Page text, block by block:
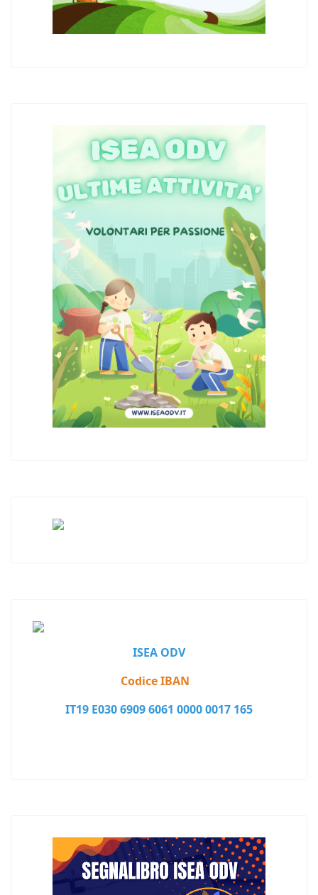
ISEA ODV
Codice IBAN
IT19 E030 6909 6061 0000 0017 165